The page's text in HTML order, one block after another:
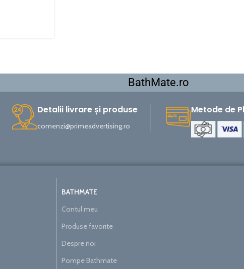
BathMate.ro
Detalii livrare și produse
comenzi@primeadvertising.ro
Metode de
BATHMATE
Contul meu
Produse favorite
Despre noi
Pompe Bathmate